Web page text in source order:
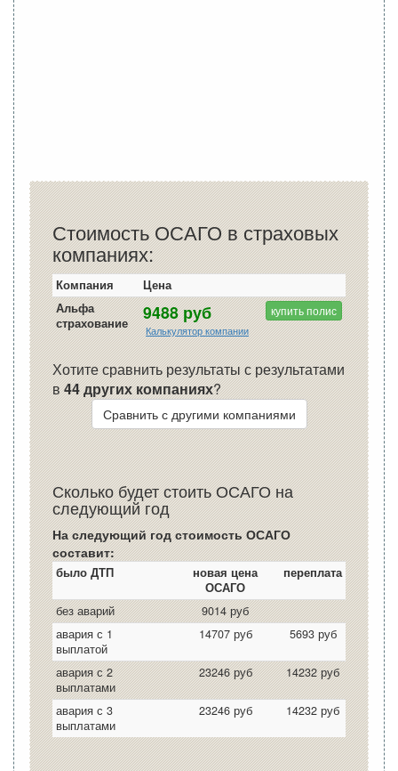
Стоимость ОСАГО в страховых
компаниях:
Компания
Цена
Альфа
страхование
9488 руб
Калькулятор компании
купить полис
Хотите сравнить результаты с результатами
в44 других компаниях?
Сравнить с другими компаниями
Сколько будет стоить ОСАГО на
следующий год
На следующий год стоимость ОСАГО
составит:
было ДТП
новая цена
ОСАГО
переплата
без аварий
9014 руб
авария с 1
выплатой
14707 руб 5693 руб
авария с 2
выплатами
23246 руб 14232 руб
авария с 3
выплатами
23246 руб 14232 руб